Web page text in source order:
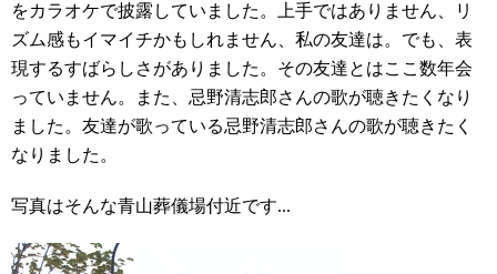
をカラオケで披露していました。上手ではありません、リ
ズム感もイマイチかもしれません、私の友達は。でも、表
現するすばらしさがありました。その友達とはここ数年会
っていません。また、忌野清志郎さんの歌が聴きたくなり
ました。友達が歌っている忌野清志郎さんの歌が聴きたく
なりました。
写真はそんな青山葬儀場付近です...